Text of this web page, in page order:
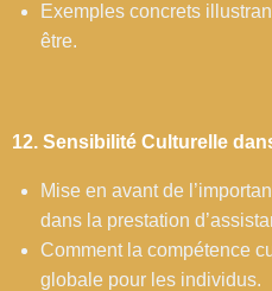
Exemples concrets
être.
12. Sensibilité Culturelle
Mise en avant de
dans la prestation
Comment la compétence
globale pour les individus.